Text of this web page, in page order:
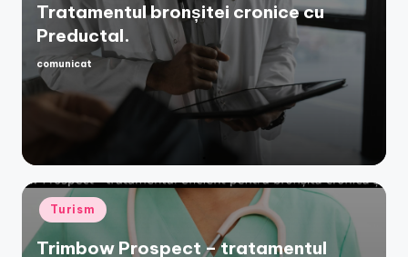
Tratamentul bronșitei cronice cu
Preductal.
Posted
by
comunicat
Posted
in
Turism
Trimbow Prospect – tratamentul